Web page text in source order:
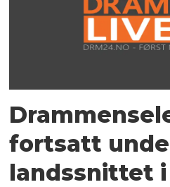
fortsatt
landssnittet